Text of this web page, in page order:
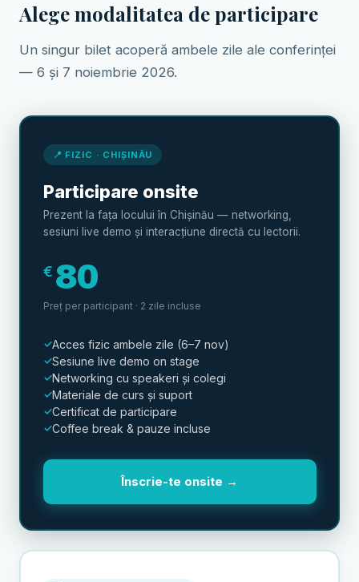
Alege modalitatea de participare
Un singur bilet acoperă ambele zile ale conferinței
— 6 și 7 noiembrie 2026.
📍 FIZIC · CHIȘINĂU
Participare onsite
Prezent la fața locului în Chișinău — networking,
sesiuni live demo și interacțiune directă cu lectorii.
€ 80
Preț per participant · 2 zile incluse
Acces fizic ambele zile (6–7 nov)
Sesiune live demo on stage
Networking cu speakeri și colegi
Materiale de curs și suport
Certificat de participare
Coffee break & pauze incluse
Înscrie-te onsite →